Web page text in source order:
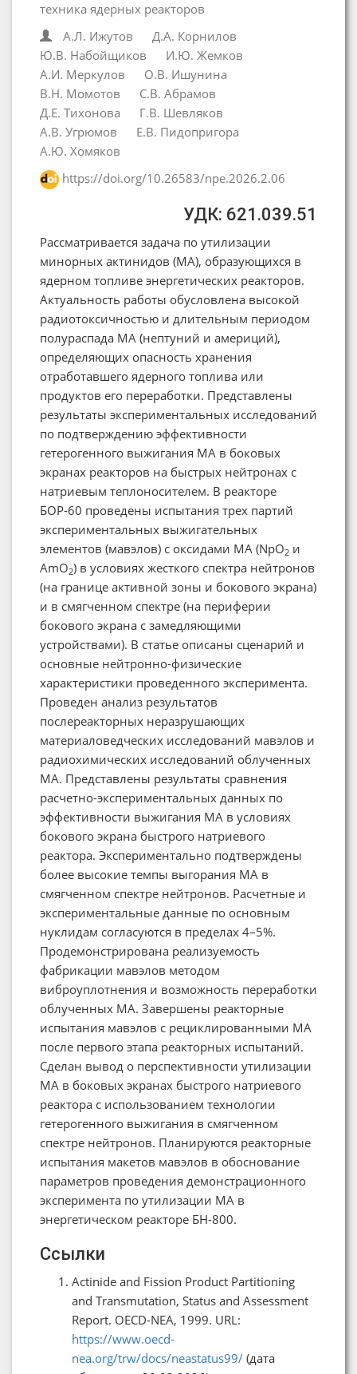
техника ядерных реакторов
А.Л. Ижутов
Д.А. Корнилов
Ю.В. Набойщиков
И.Ю. Жемков
А.И. Меркулов
О.В. Ишунина
В.Н. Момотов
С.В. Абрамов
Д.Е. Тихонова
Г.В. Шевляков
А.В. Угрюмов
Е.В. Пидопригора
А.Ю. Хомяков
https://doi.org/10.26583/npe.2026.2.06
УДК: 621.039.51
Рассматривается задача по утилизации
минорных актинидов (МА), образующихся в
ядерном топливе энергетических реакторов.
Актуальность работы обусловлена высокой
радиотоксичностью и длительным периодом
полураспада МА (нептуний и америций),
определяющих опасность хранения
отработавшего ядерного топлива или
продуктов его переработки. Представлены
результаты экспериментальных исследований
по подтверждению эффективности
гетерогенного выжигания МА в боковых
экранах реакторов на быстрых нейтронах с
натриевым теплоносителем. В реакторе
БОР-60 проведены испытания трех партий
экспериментальных выжигательных
элементов (мавэлов) с оксидами МА (NpO2 и
AmO2) в условиях жесткого спектра нейтронов
(на границе активной зоны и бокового экрана)
и в смягченном спектре (на периферии
бокового экрана с замедляющими
устройствами). В статье описаны сценарий и
основные нейтронно-физические
характеристики проведенного эксперимента.
Проведен анализ результатов
послереакторных неразрушающих
материаловедческих исследований мавэлов и
радиохимических исследований облученных
МА. Представлены результаты сравнения
расчетно-экспериментальных данных по
эффективности выжигания МА в условиях
бокового экрана быстрого натриевого
реактора. Экспериментально подтверждены
более высокие темпы выгорания МА в
смягченном спектре нейтронов. Расчетные и
экспериментальные данные по основным
нуклидам согласуются в пределах 4–5%.
Продемонстрирована реализуемость
фабрикации мавэлов методом
виброуплотнения и возможность переработки
облученных МА. Завершены реакторные
испытания мавэлов с рециклированными МА
после первого этапа реакторных испытаний.
Сделан вывод о перспективности утилизации
МА в боковых экранах быстрого натриевого
реактора с использованием технологии
гетерогенного выжигания в смягченном
спектре нейтронов. Планируются реакторные
испытания макетов мавэлов в обоснование
параметров проведения демонстрационного
эксперимента по утилизации МА в
энергетическом реакторе БН-800.
Ссылки
Actinide and Fission Product Partitioning
and Transmutation, Status and Assessment
Report. OECD-NEA, 1999. URL:
https://www.oecd-
nea.org/trw/docs/neastatus99/ (дата